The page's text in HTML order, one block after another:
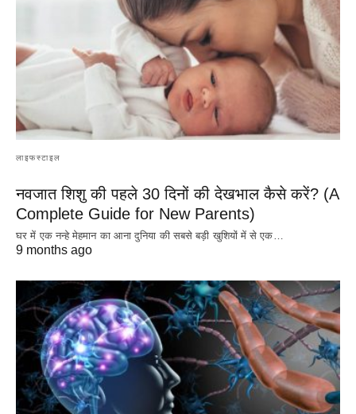
लाइफस्टाइल
नवजात शिशु की पहले 30 दिनों की देखभाल कैसे करें? (A
Complete Guide for New Parents)
घर में एक नन्हे मेहमान का आना दुनिया की सबसे बड़ी खुशियों में से एक…
9 months ago